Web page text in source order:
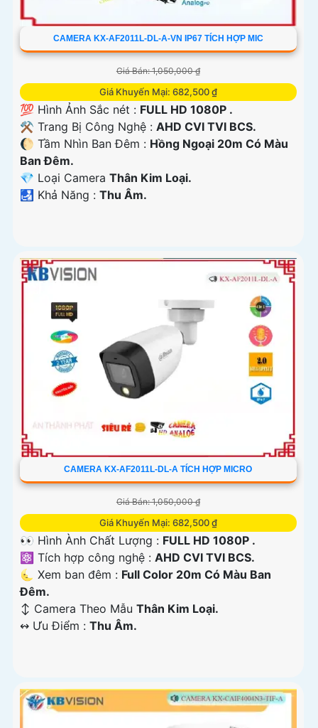
CAMERA KX-AF2011L-DL-A-VN IP67 TÍCH HỢP MIC
Giá Bán: 1,050,000 ₫
Giá Khuyến Mại: 682,500 ₫
💯 Hình Ảnh Sắc nét : FULL HD 1080P .
⚒ Trang Bị Công Nghệ : AHD CVI TVI BCS.
🌔 Tầm Nhìn Ban Đêm : Hồng Ngoại 20m Có Màu
Ban Đêm.
💎 Loại Camera Thân Kim Loại.
️🛃 Khả Năng : Thu Âm.
CAMERA KX-AF2011L-DL-A TÍCH HỢP MICRO
Giá Bán: 1,050,000 ₫
Giá Khuyến Mại: 682,500 ₫
👀 Hình Ành Chất Lượng : FULL HD 1080P .
⚛️ Tích hợp công nghệ : AHD CVI TVI BCS.
🌜 Xem ban đêm : Full Color 20m Có Màu Ban
Đêm.
↕️ Camera Theo Mẫu Thân Kim Loại.
️↭ Ưu Điểm : Thu Âm.